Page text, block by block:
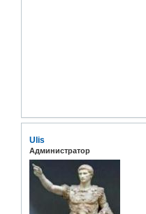
Ulis
Администратор